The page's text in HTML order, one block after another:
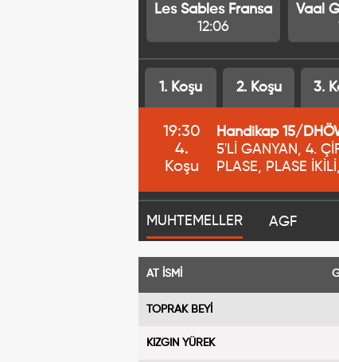
Les Sables Fransa
12:06
Vaal
1. Koşu 2. Koşu 3.
19:30
4.
Koşu
Handikap 15/
5'Lİ GANYAN, 4.
PLASE, PLASE
MUHTEMELLER AGF
AT İSMİ
TOPRAK BEYİ
KIZGIN YÜREK